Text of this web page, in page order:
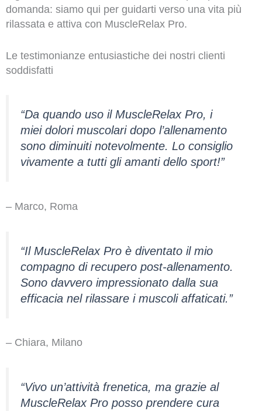
domanda: siamo qui per guidarti verso una vita più
rilassata e attiva con MuscleRelax Pro.
Le testimonianze entusiastiche dei nostri clienti
soddisfatti
“Da quando uso il MuscleRelax Pro, i
miei dolori muscolari dopo l’allenamento
sono diminuiti notevolmente. Lo consiglio
vivamente a tutti gli amanti dello sport!”
– Marco, Roma
“Il MuscleRelax Pro è diventato il mio
compagno di recupero post-allenamento.
Sono davvero impressionato dalla sua
efficacia nel rilassare i muscoli affaticati.”
– Chiara, Milano
“Vivo un’attività frenetica, ma grazie al
MuscleRelax Pro posso prendere cura